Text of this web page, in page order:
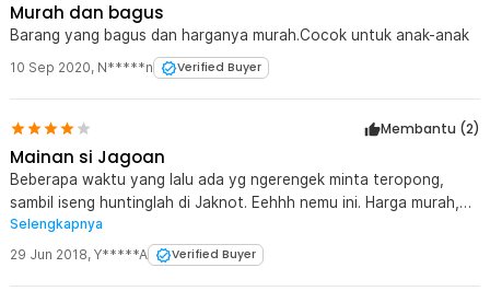
Murah dan bagus
Barang yang bagus dan harganya murah.Cocok untuk anak-anak
10 Sep 2020, N*****n Verified Buyer
Membantu (2)
Mainan si Jagoan
Beberapa waktu yang lalu ada yg ngerengek minta teropong,
sambil iseng huntinglah di Jaknot. Eehhh nemu ini. Harga murah,
barang oke, ada lampunya juga. Puas lah hati beli ini buat si
jagoan.
Selengkapnya
29 Jun 2018, Y*****A Verified Buyer